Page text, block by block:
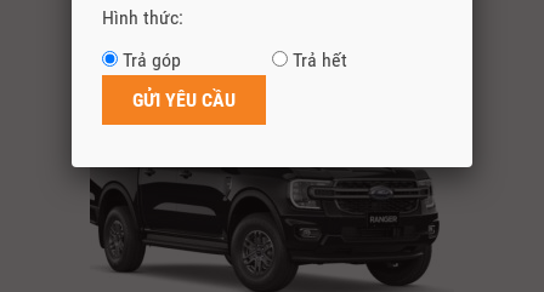
864,000,000đ
Hình thức:
Trả góp
Trả hết